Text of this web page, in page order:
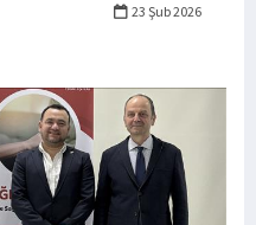
23 Şub 2026